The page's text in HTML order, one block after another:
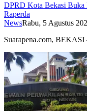
DPRD Kota Bekasi Buka
Raperda
NewsRabu, 5 Agustus
Suarapena.com,